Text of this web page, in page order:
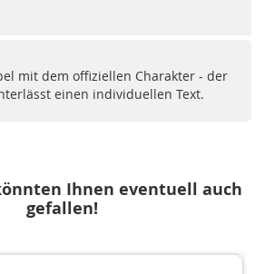
mit dem offiziellen Charakter - der
einen individuellen Text.
Ihnen eventuell auch
gefallen!